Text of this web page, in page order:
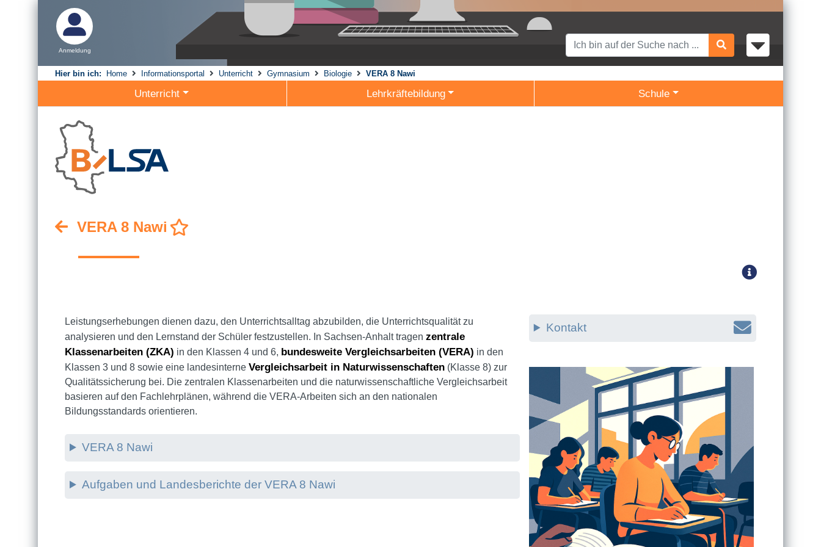
Anmeldung
Hier bin ich: Home Informationsportal Unterricht Gymnasium Biologie VERA 8 Nawi
Unterricht Lehrkräftebildung Schule
VERA 8 Nawi
Leistungserhebungen dienen dazu, den Unterrichtsalltag abzubilden, die Unterrichtsqualität zu
analysieren und den Lernstand der Schüler festzustellen. In Sachsen-Anhalt tragen zentrale
Klassenarbeiten (ZKA) in den Klassen 4 und 6, bundesweite Vergleichsarbeiten (VERA) in den
Klassen 3 und 8 sowie eine landesinterne Vergleichsarbeit in Naturwissenschaften (Klasse 8) zur
Qualitätssicherung bei. Die zentralen Klassenarbeiten und die naturwissenschaftliche Vergleichsarbeit
basieren auf den Fachlehrplänen, während die VERA-Arbeiten sich an den nationalen
Bildungsstandards orientieren.
VERA 8 Nawi
Aufgaben und Landesberichte der VERA 8 Nawi
Kontakt